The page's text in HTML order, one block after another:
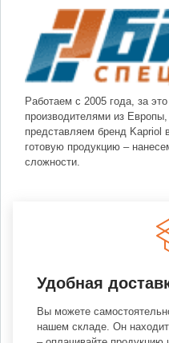
Работаем с 2005 года, за
производителями из
представляем бренд Kapriol
готовую продукцию –
сложности.
Удобная
Вы можете
нашем складе. Он